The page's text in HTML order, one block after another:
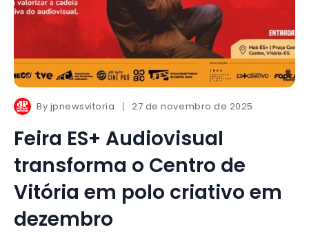
By jpnewsvitoria 27 de novembro de 2025
Feira ES+ Audiovisual
transforma o Centro de
Vitória em polo criativo em
dezembro